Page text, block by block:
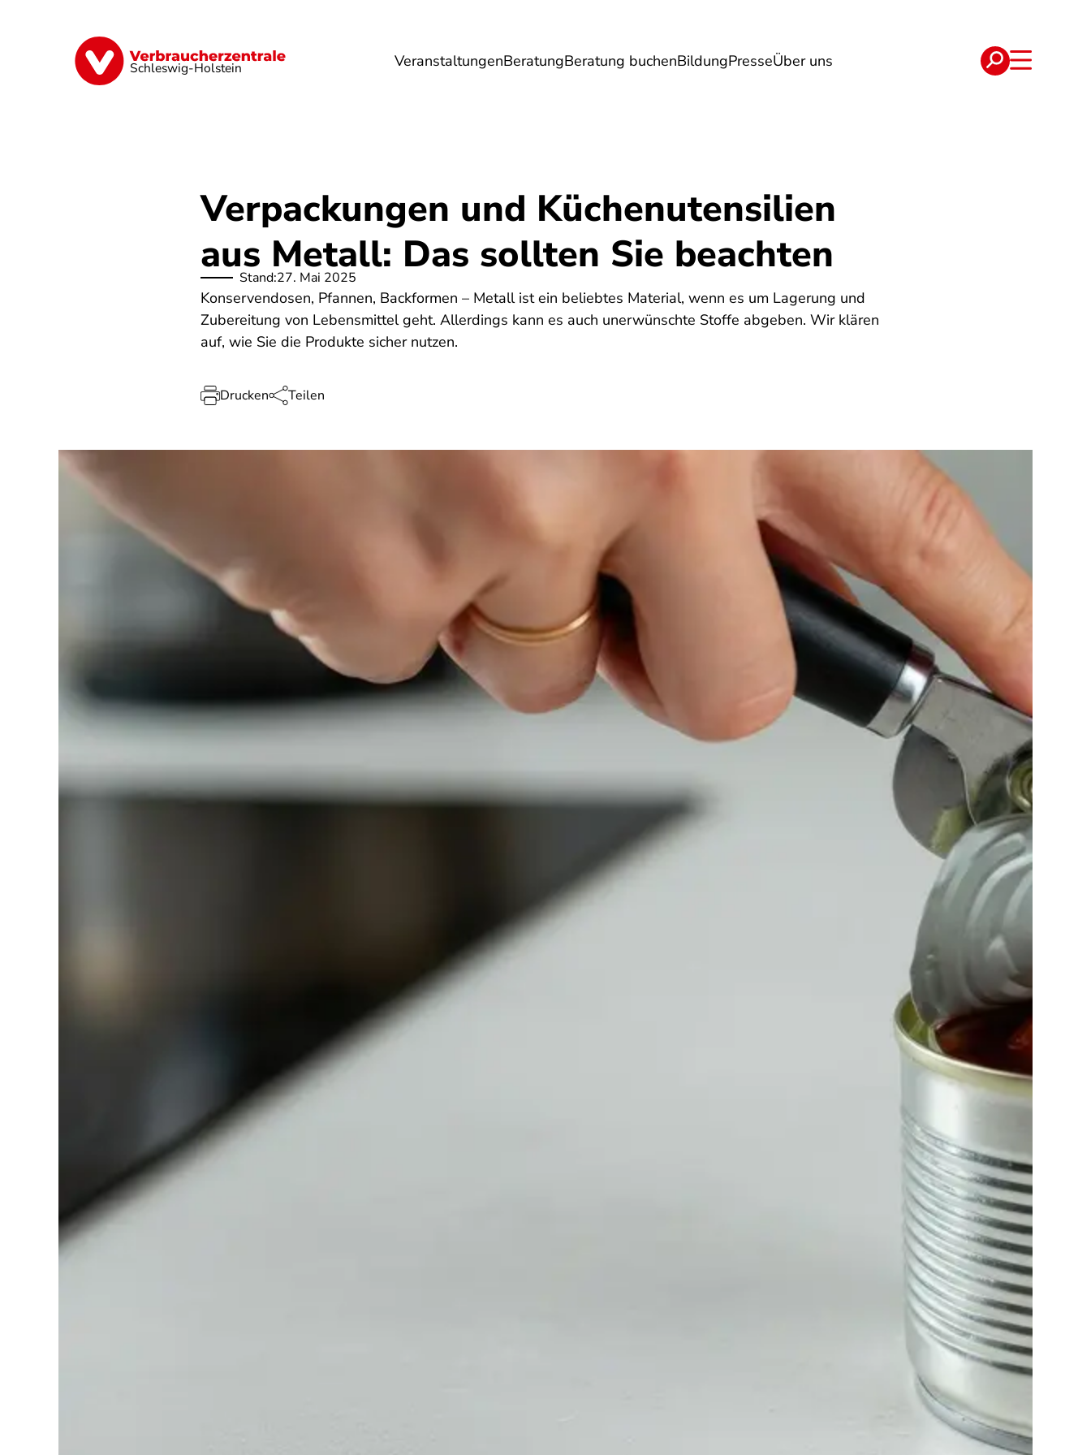
Schleswig-Holstein VeranstaltungenBeratungBeratung buchenBildungPresseÜber uns
Finanzen Digitales Lebensmittel Umwelt Gesundheit Energie Reise Verträge
Verpackungen und Küchenutensilien
aus Metall: Das sollten Sie beachten
Stand:27. Mai 2025
Konservendosen, Pfannen, Backformen – Metall ist ein beliebtes Material, wenn es um Lagerung und
Zubereitung von Lebensmittel geht. Allerdings kann es auch unerwünschte Stoffe abgeben. Wir klären
auf, wie Sie die Produkte sicher nutzen.
Drucken Teilen